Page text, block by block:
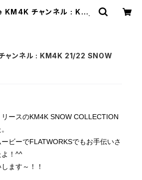
チャンネル : KM4
ャンネル : KM4K 21/22 SNOW
ースのKM4K SNOW COLLECTION
ビーでFLATWORKSでもお手伝いさ
よ！^^
ます～！！